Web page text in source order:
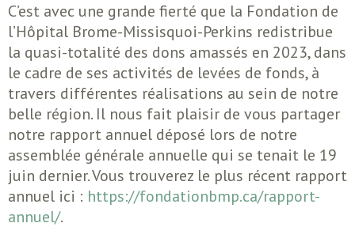
C’est avec une grande fierté que la Fondation de
l’Hôpital Brome-Missisquoi-Perkins redistribue
la quasi-totalité des dons amassés en 2023, dans
le cadre de ses activités de levées de fonds, à
travers différentes réalisations au sein de notre
belle région. Il nous fait plaisir de vous partager
notre rapport annuel déposé lors de notre
assemblée générale annuelle qui se tenait le 19
juin dernier. Vous trouverez le plus récent rapport
annuel ici : https://fondationbmp.ca/rapport-
annuel/.